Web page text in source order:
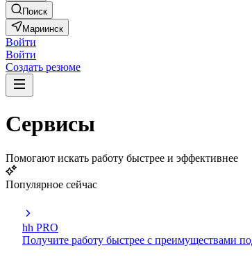
Поиск
Мариинск
Войти
Войти
Создать резюме
Сервисы
Помогают искать работу быстрее и эффективнее
Популярное сейчас
hh PRO
Получите работу быстрее с преимуществами